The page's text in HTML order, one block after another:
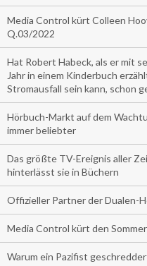
Media Control kürt Colleen
Q.03/2022
Hat Robert Habeck, als er mit
Jahr in einem Kinderbuch
Stromausfall sein kann, schon
Hörbuch-Markt auf dem
immer beliebter
Das größte TV-Ereignis aller
hinterlässt sie in Büchern
Offizieller Partner der Dualen-
Media Control kürt den
Warum ein Pazifist